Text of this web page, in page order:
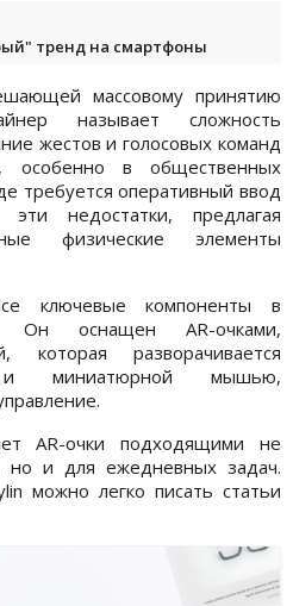
тренд на смартфоны
массовому принятию
называет сложность
жестов и голосовых команд
особенно в общественных
требуется оперативный ввод
эти недостатки, предлагая
физические элементы
ключевые компоненты в
Он оснащен AR-очками,
которая разворачивается
и миниатюрной мышью,
AR-очки подходящими не
но и для ежедневных задач.
можно легко писать статьи